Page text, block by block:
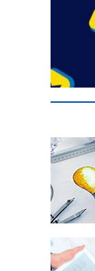
25 avril
Afin